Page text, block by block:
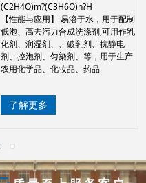
(C2H4O)m?(C3H6O)n?H
【性能与应用】 易溶于水，用于配制
低泡、高去污力合成洗涤剂,可用作乳
化剂、润湿剂、、破乳剂、抗静电
剂、控泡剂、匀染剂、等，用于生产
农用化学品、化妆品、药品
了解更多